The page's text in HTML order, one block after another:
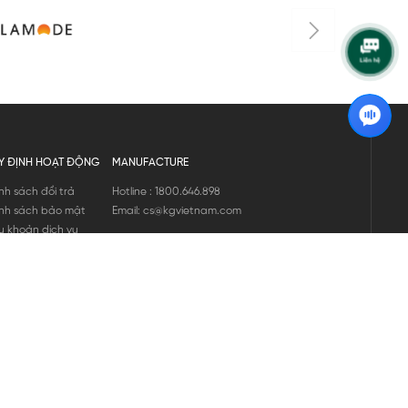
ĐỊNH HOẠT ĐỘNG
sách đổi trả
sách bảo mật
khoản dịch vụ
MANUFACTURE
Hotline : 1800.646.898
Email: cs@kgvietnam.com